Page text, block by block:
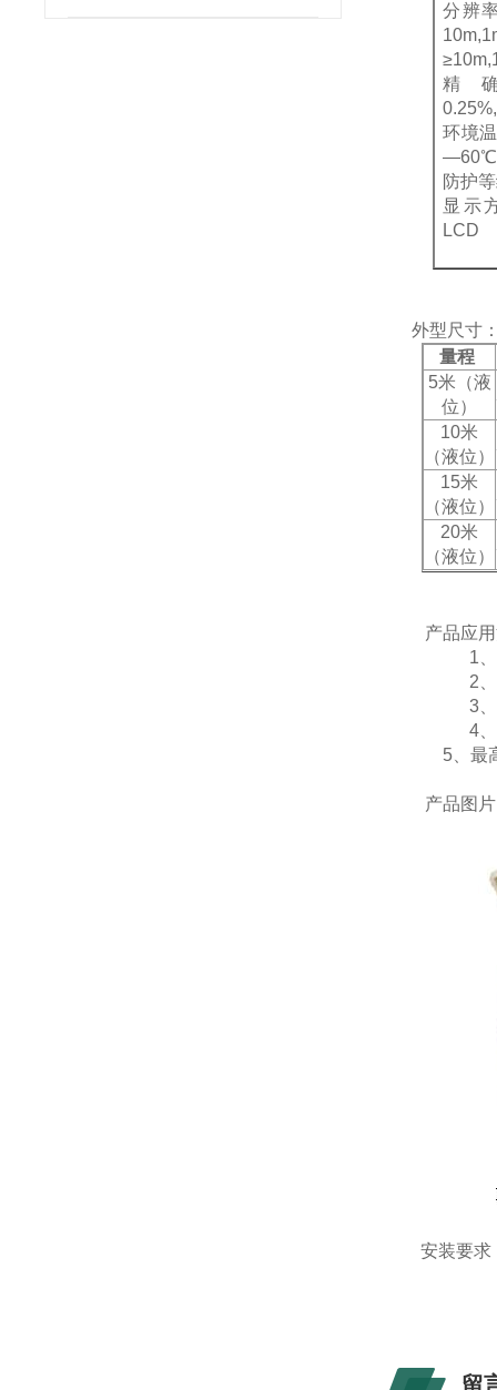
分辨
10m
精
环境
—60℃
防护
显示
LCD
外型尺寸
量程
5米 （液
位）
10米
（液位）
15米
（液位）
20米
（液位）
产品应
1、声波
2、粉
3、环
4、
5、最高
产品图
安装要求
留